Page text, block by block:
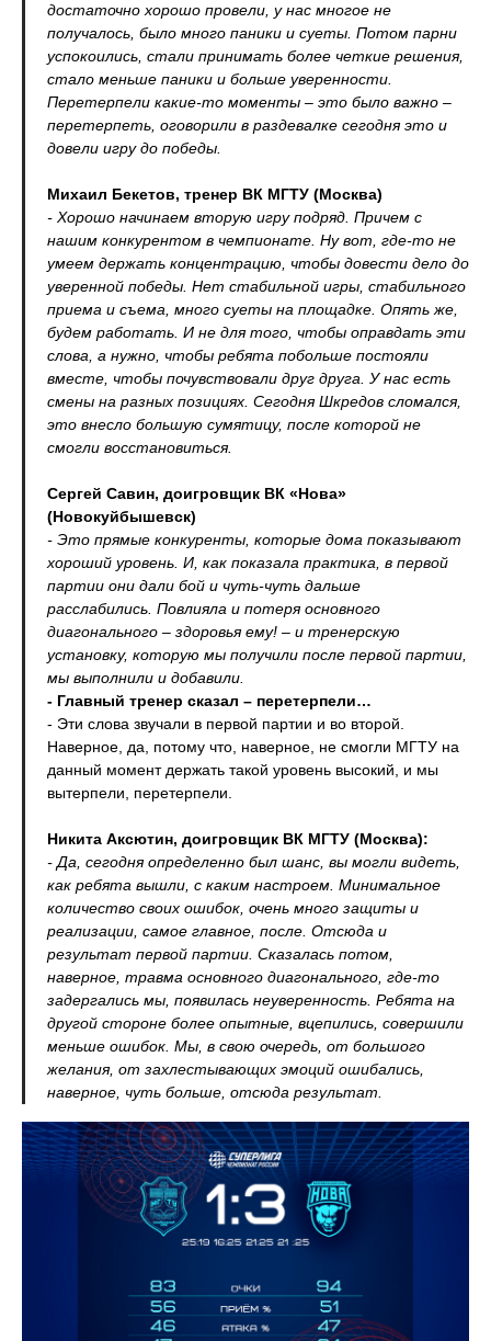
достаточно хорошо провели, у нас многое не
получалось, было много паники и суеты. Потом парни
успокоились, стали принимать более четкие решения,
стало меньше паники и больше уверенности.
Перетерпели какие-то моменты – это было важно –
перетерпеть, оговорили в раздевалке сегодня это и
довели игру до победы.
Михаил Бекетов, тренер ВК МГТУ (Москва)
- Хорошо начинаем вторую игру подряд. Причем с
нашим конкурентом в чемпионате. Ну вот, где-то не
умеем держать концентрацию, чтобы довести дело до
уверенной победы. Нет стабильной игры, стабильного
приема и съема, много суеты на площадке. Опять же,
будем работать. И не для того, чтобы оправдать эти
слова, а нужно, чтобы ребята побольше постояли
вместе, чтобы почувствовали друг друга. У нас есть
смены на разных позициях. Сегодня Шкредов сломался,
это внесло большую сумятицу, после которой не
смогли восстановиться.
Сергей Савин, доигровщик ВК «Нова»
(Новокуйбышевск)
- Это прямые конкуренты, которые дома показывают
хороший уровень. И, как показала практика, в первой
партии они дали бой и чуть-чуть дальше
расслабились. Повлияла и потеря основного
диагонального – здоровья ему! – и тренерскую
установку, которую мы получили после первой партии,
мы выполнили и добавили.
- Главный тренер сказал – перетерпели…
- Эти слова звучали в первой партии и во второй.
Наверное, да, потому что, наверное, не смогли МГТУ на
данный момент держать такой уровень высокий, и мы
вытерпели, перетерпели.
Никита Аксютин, доигровщик ВК МГТУ (Москва):
- Да, сегодня определенно был шанс, вы могли видеть,
как ребята вышли, с каким настроем. Минимальное
количество своих ошибок, очень много защиты и
реализации, самое главное, после. Отсюда и
результат первой партии. Сказалась потом,
наверное, травма основного диагонального, где-то
задергались мы, появилась неуверенность. Ребята на
другой стороне более опытные, вцепились, совершили
меньше ошибок. Мы, в свою очередь, от большого
желания, от захлестывающих эмоций ошибались,
наверное, чуть больше, отсюда результат.